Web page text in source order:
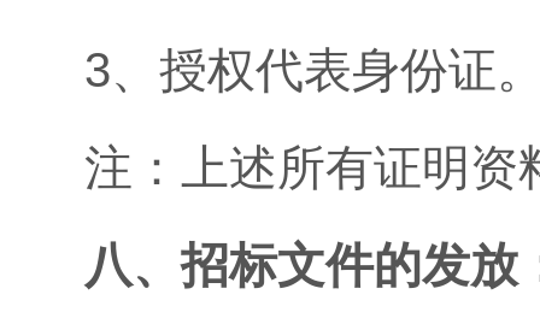
3、授权代表身份证
注：上述所有证明资
八、招标文件的发放